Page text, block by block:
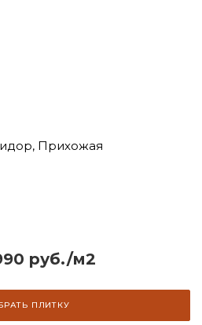
руб./м2
ПЛИТКУ
Прихожая